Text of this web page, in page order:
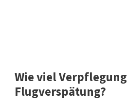
Wie viel
Flugverspätung?